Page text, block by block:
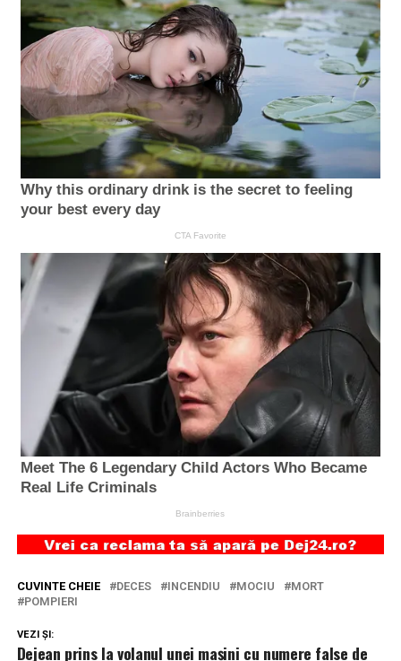
CUVINTE CHEIE DECES INCENDIU MOCIU
MORT
POMPIERI
VEZI ȘI:
Dejean prins la volanul unei mașini cu numere false de